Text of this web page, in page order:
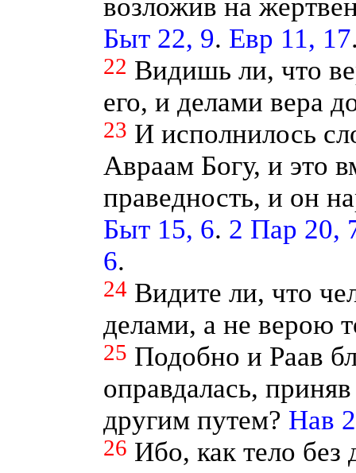
возложив на
Быт 22, 9. Евр 11, 17
22 Видишь ли, что
его, и делами вера
23 И исполнилось
Авраам Богу, и это
праведность, и он
Быт 15, 6. 2 Пар 20,
6.
24 Видите ли, что
делами, а не верою
25 Подобно и Раав
оправдалась,
другим путем? Нав
26 Ибо, как тело без